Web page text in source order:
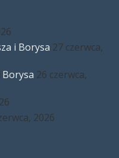
i Borysa 27 czerwca,
26 czerwca,
2026